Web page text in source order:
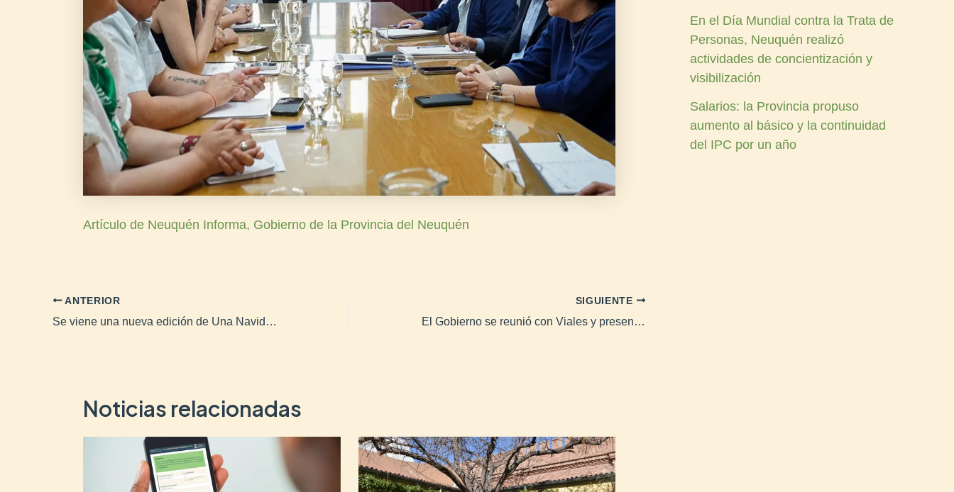
Artículo de Neuquén Informa, Gobierno de la Provincia del Neuquén
ANTERIOR
Se viene una nueva edición de Una Navidad Compartida
SIGUIENTE
El Gobierno se reunió con Viales y presentó una nueva oferta salarial
Noticias relacionadas
En el Día Mundial contra la Trata de
Personas, Neuquén realizó
actividades de concientización y
visibilización
Salarios: la Provincia propuso
aumento al básico y la continuidad
del IPC por un año